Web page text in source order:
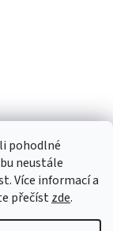
pohodlné
neustále
Více informací a
přečístzde.